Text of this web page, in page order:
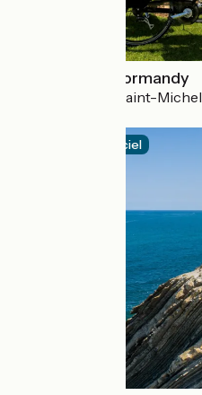
La VéloWestNormandy
Bayeux > Mont-Saint-Michel
Itinéraire officiel